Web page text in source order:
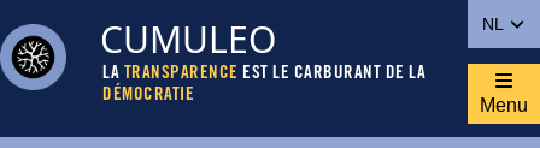
NL
CUMULEO
LA TRANSPARENCE EST LE CARBURANT DE LA
DÉMOCRATIE
Menu